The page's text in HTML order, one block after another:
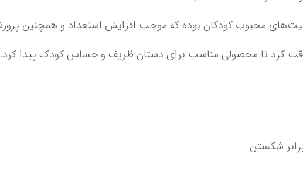
می‌شود.
دقت کرد تا محصولی مناسب برای دستان ظریف و حساس کودک پیدا کرد.
شکستن